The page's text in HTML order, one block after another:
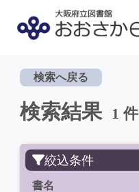
検索へ戻る
検索結果 1 件
絞込条件
書名